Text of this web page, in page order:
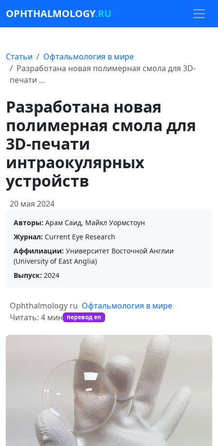
OPHTHALMOLOGY.RU
Статьи
Офтальмология в мире
Разработана новая полимерная смола для 3D-
печати …
Разработана новая
полимерная смола для
3D-печати
интраокулярных
устройств
20 мая 2024
Авторы: Арам Саид, Майкл Уормстоун
Журнал: Current Eye Research
Аффилиации: Университет Восточной Англии
(University of East Anglia)
Выпуск: 2024
Ophthalmology ru Офтальмология в мире
Читать: 4 мин перевод en